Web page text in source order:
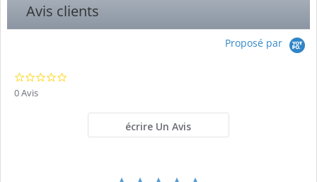
Avis clients
Proposé par
0 Avis
écrire Un Avis